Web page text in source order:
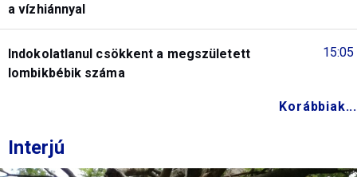
a vízhiánnyal
15:05
Indokolatlanul csökkent a megszületett
lombikbébik száma
Korábbiak...
Interjú